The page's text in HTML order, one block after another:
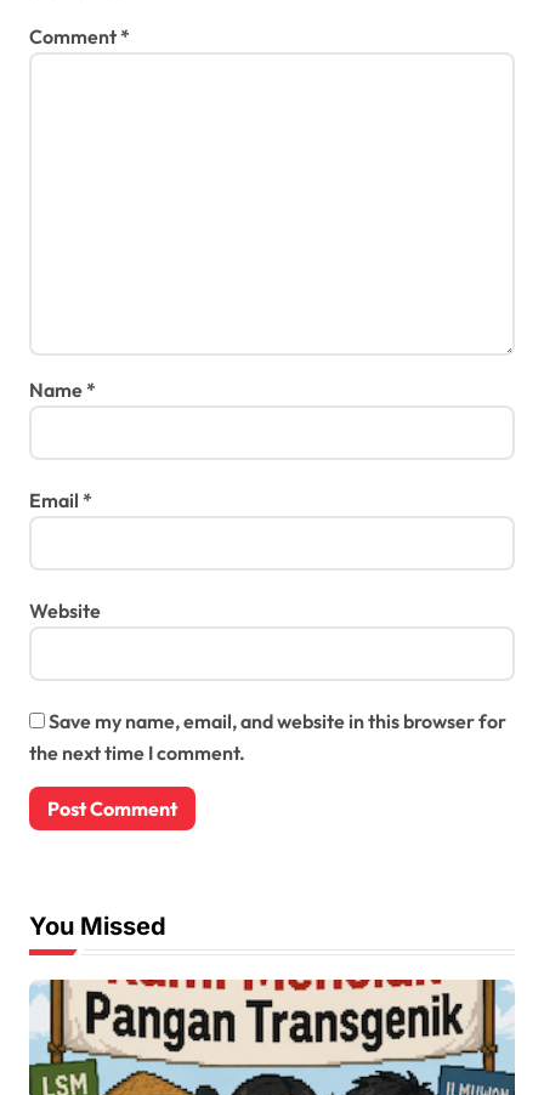
o
Comment*
Name*
Email *
Website
Save my name, email, and website in this browser for
the next time I comment.
You Missed